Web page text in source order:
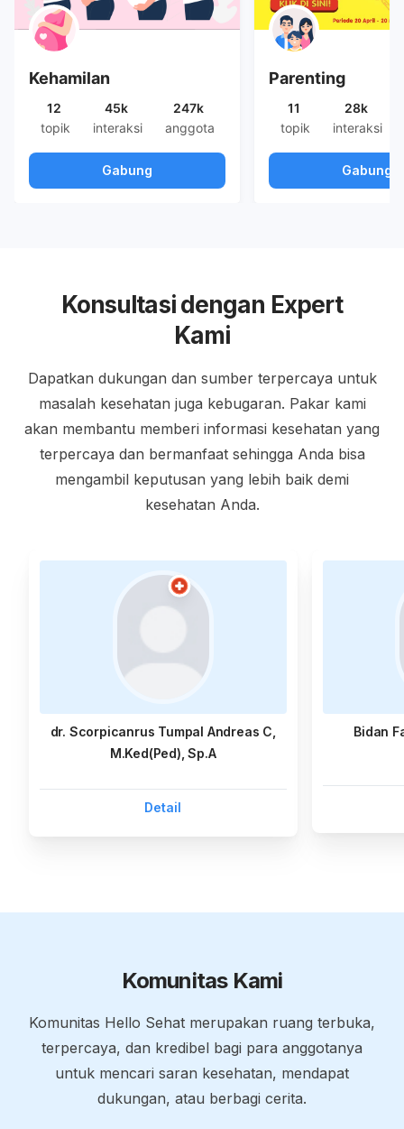
Kehamilan
12
topik
45k
interaksi
247k
anggota
Gabung
Parenting
11
topik
28k
interaksi
Gabung
Konsultasi dengan Expert
Kami
Dapatkan dukungan dan sumber terpercaya untuk
masalah kesehatan juga kebugaran. Pakar kami
akan membantu memberi informasi kesehatan yang
terpercaya dan bermanfaat sehingga Anda bisa
mengambil keputusan yang lebih baik demi
kesehatan Anda.
dr. Scorpicanrus Tumpal Andreas C,
M.Ked(Ped), Sp.A
Detail
Bidan
Komunitas Kami
Komunitas Hello Sehat merupakan ruang terbuka,
terpercaya, dan kredibel bagi para anggotanya
untuk mencari saran kesehatan, mendapat
dukungan, atau berbagi cerita.